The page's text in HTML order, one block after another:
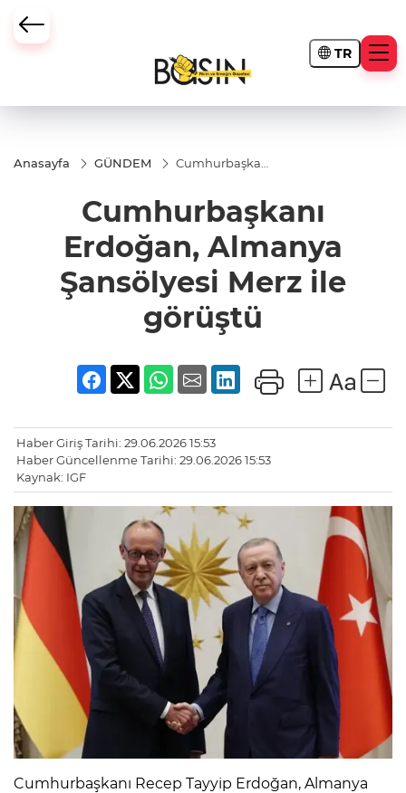
TR
Anasayfa GÜNDEM
Cumhurbaşkanı
Şansölyesi Merz
ile görüştü
Cumhurbaşkanı
Erdoğan, Almanya
Şansölyesi Merz ile
görüştü
Haber Giriş Tarihi: 29.06.2026 15:53
Haber Güncellenme Tarihi: 29.06.2026 15:53
Kaynak: IGF
Cumhurbaşkanı Recep Tayyip Erdoğan, Almanya